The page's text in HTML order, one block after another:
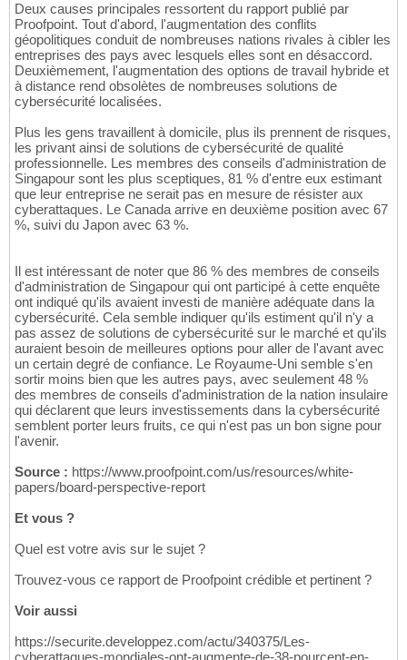
Deux causes principales ressortent du rapport publié par
Proofpoint. Tout d'abord, l'augmentation des conflits
géopolitiques conduit de nombreuses nations rivales à cibler les
entreprises des pays avec lesquels elles sont en désaccord.
Deuxièmement, l'augmentation des options de travail hybride et
à distance rend obsolètes de nombreuses solutions de
cybersécurité localisées.
Plus les gens travaillent à domicile, plus ils prennent de risques,
les privant ainsi de solutions de cybersécurité de qualité
professionnelle. Les membres des conseils d'administration de
Singapour sont les plus sceptiques, 81 % d'entre eux estimant
que leur entreprise ne serait pas en mesure de résister aux
cyberattaques. Le Canada arrive en deuxième position avec 67
%, suivi du Japon avec 63 %.
Il est intéressant de noter que 86 % des membres de conseils
d'administration de Singapour qui ont participé à cette enquête
ont indiqué qu'ils avaient investi de manière adéquate dans la
cybersécurité. Cela semble indiquer qu'ils estiment qu'il n'y a
pas assez de solutions de cybersécurité sur le marché et qu'ils
auraient besoin de meilleures options pour aller de l'avant avec
un certain degré de confiance. Le Royaume-Uni semble s'en
sortir moins bien que les autres pays, avec seulement 48 %
des membres de conseils d'administration de la nation insulaire
qui déclarent que leurs investissements dans la cybersécurité
semblent porter leurs fruits, ce qui n'est pas un bon signe pour
l'avenir.
Source : https://www.proofpoint.com/us/resources/white-
papers/board-perspective-report
Et vous ?
Quel est votre avis sur le sujet ?
Trouvez-vous ce rapport de Proofpoint crédible et pertinent ?
Voir aussi
https://securite.developpez.com/actu/340375/Les-